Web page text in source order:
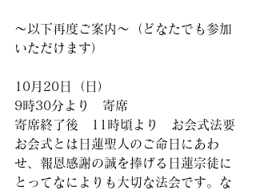
～以下再度ご案内～（どなたでも参加
いただけます）
10月20日（日）
9時30分より　寄席
寄席終了後　11時頃より　お会式法要
お会式とは日蓮聖人のご命日にあわ
せ、報恩感謝の誠を捧げる日蓮宗徒に
とってなによりも大切な法会です。な